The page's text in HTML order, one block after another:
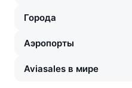
Города
Аэропорты
Aviasales в мире